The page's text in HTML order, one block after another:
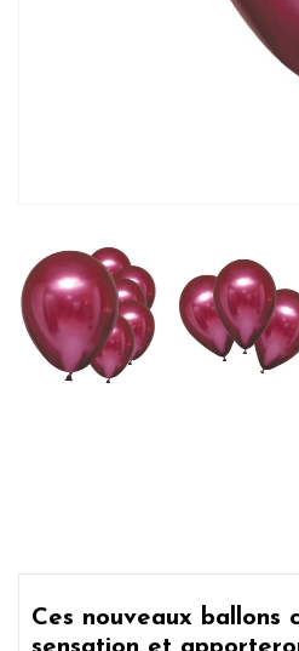
Ces nouveaux ballons